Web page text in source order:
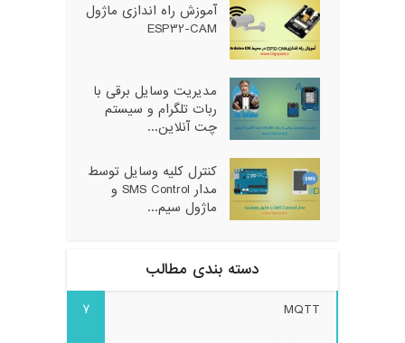
آموزش راه اندازی ماژول
ESP32-CAM
مدیریت وسایل برقی با
ربات تلگرام و سیستم
چت آنلاین...
کنترل کلیه وسایل توسط
مدار SMS Control و
ماژول سیم...
دسته بندی مطالب
MQTT
7